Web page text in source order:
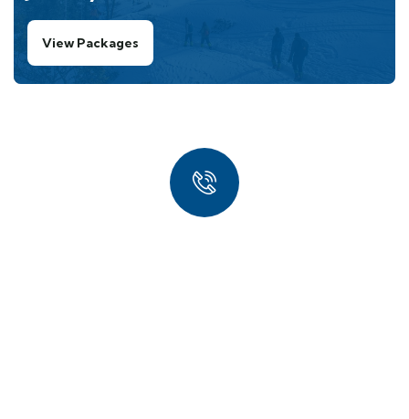
View Packages